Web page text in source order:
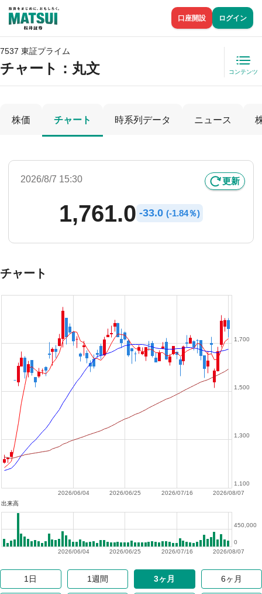
口座開設 ログイン
7537 東証プライム
チャート： 丸文 コンテンツ
株価 チャート 時系列データ ニュース
2026/8/7 15:30 更新
1,761.0 -33.0 (-1.84％)
チャート
2026/08/07
2026/07/16
2026/06/25
2026/06/04
1,100
1,300
1,500
1,700
出来高
2026/08/07
2026/07/16
2026/06/25
2026/06/04
0
450,000
1日 1週間 3ヶ月 6ヶ月